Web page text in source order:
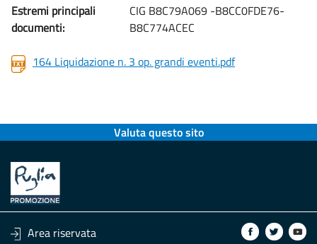
Estremi principali
documenti:
CIG B8C79A069 -B8CC0FDE76-
B8C774ACEC
164 Liquidazione n. 3 op. grandi eventi.pdf
Valuta questo sito
Area riservata